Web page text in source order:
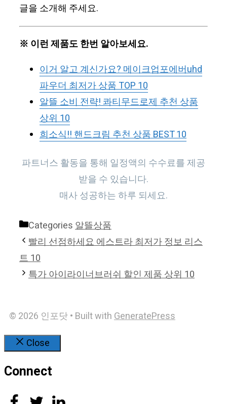
글을 소개해 주세요.
※ 이런 제품도 한번 알아보세요.
이거 알고 계신가요? 메이크업포에버uhd
파우더 최저가 상품 TOP 10
알뜰 소비 전략! 콰티무드로제 추천 상품
상위 10
희소식!! 핸드크림 추천 상품 BEST 10
파트너스 활동을 통해 일정액의 수수료를 제공
받을 수 있습니다.
매사 성공하는 하루 되세요.
Categories알뜰상품
빨리 선점하세요 에스트라 최저가 정보 리스
트 10
특가 아이라이너브러쉬 할인 제품 상위 10
© 2026 인포닷• Built withGeneratePress
Close
Connect